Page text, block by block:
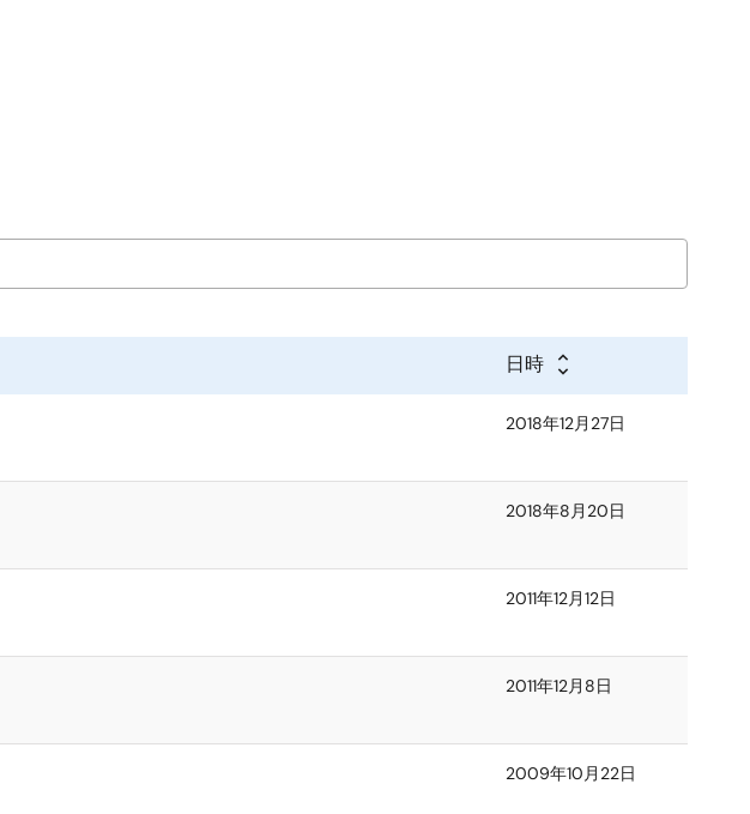
日時
2018年12月27日
2018年8月20日
2011年12月12日
2011年12月8日
2009年10月22日